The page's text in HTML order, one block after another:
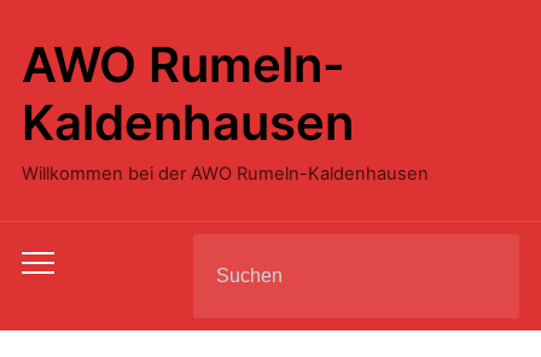
AWO Rumeln-
Kaldenhausen
Willkommen bei der AWO Rumeln-Kaldenhausen
Toggle
menu
for: